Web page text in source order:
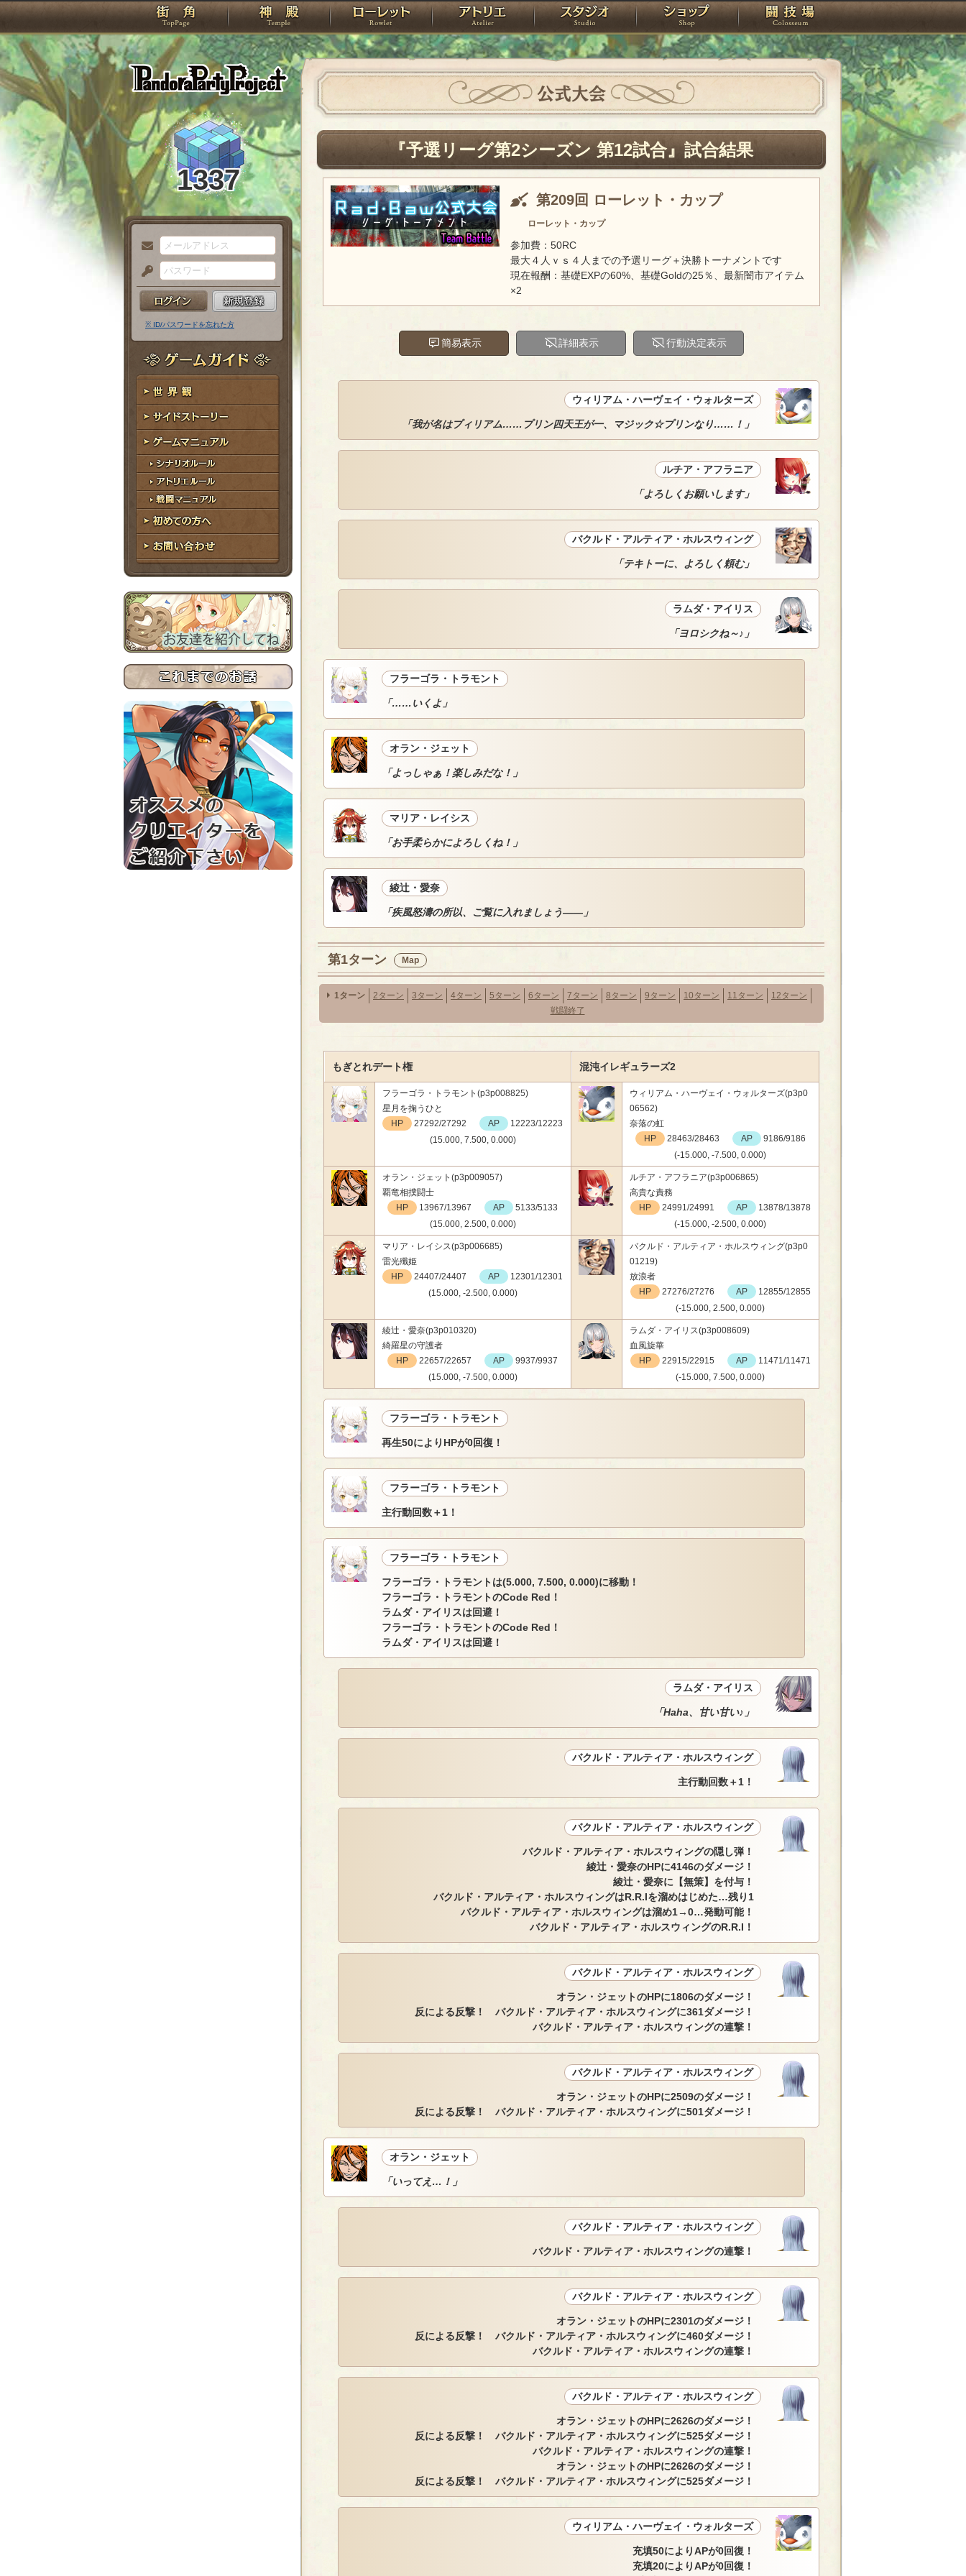
PandoraPartyProject
TOP 神殿 ローレット アトリエ スタジオ ショップ 闘技場
1337
メ
ー
ル
ア
ド
レ
ス
パ
ス
ー
ド
※ ID/パスワードを忘れた方
ゲームガイド
世界観
サイドストーリー
ゲームマニュアル
シナリオルール
アトリエルール
戦闘マニュアル
初めての方へ
お問い合わせ
公式大会
『予選リーグ第2シーズン 第12試合』試合結果
第209回 ローレット・カップ
ローレット・カップ
参加費：50RC
最大４人ｖｓ４人までの予選リーグ＋決勝トーナメントです
現在報酬：基礎EXPの60%、基礎Goldの25％、最新闇市アイテム
×2
簡易表示 詳細表示 行動決定表示
ウィリアム・ハーヴェイ・ウォルターズ
「我が名はプィリアム……プリン四天王が一、マジック☆プリンなり……！」
ルチア・アフラニア
「よろしくお願いします」
バクルド・アルティア・ホルスウィング
「テキトーに、よろしく頼む」
ラムダ・アイリス
「ヨロシクね～♪」
フラーゴラ・トラモント
「……いくよ」
オラン・ジェット
「よっしゃぁ！楽しみだな！」
マリア・レイシス
「お手柔らかによろしくね！」
綾辻・愛奈
「疾風怒濤の所以、ご覧に入れましょう――」
第1ターン Map
1ターン 2ターン 3ターン 4ターン 5ターン 6ターン 7ターン 8ターン 9ターン 10ターン 11ターン
12ターン
戦闘終了
もぎとれデート権 混沌イレギュラーズ2
フラーゴラ・トラモント(p3p008825)
星月を掬うひと
HP
27292/27292 AP
12223/12223
(15.000, 7.500, 0.000)
ウィリアム・ハーヴェイ・ウォルターズ(p3p0
06562)
奈落の虹
HP
28463/28463 AP
9186/9186
(-15.000, -7.500, 0.000)
オラン・ジェット(p3p009057)
覇竜相撲闘士
HP
13967/13967 AP
5133/5133
(15.000, 2.500, 0.000)
ルチア・アフラニア(p3p006865)
高貴な責務
HP
24991/24991 AP
13878/13878
(-15.000, -2.500, 0.000)
マリア・レイシス(p3p006685)
雷光殲姫
HP
24407/24407 AP
12301/12301
(15.000, -2.500, 0.000)
バクルド・アルティア・ホルスウィング(p3p0
01219)
放浪者
HP
27276/27276 AP
12855/12855
(-15.000, 2.500, 0.000)
綾辻・愛奈(p3p010320)
綺羅星の守護者
HP
22657/22657 AP
9937/9937
(15.000, -7.500, 0.000)
ラムダ・アイリス(p3p008609)
血風旋華
HP
22915/22915 AP
11471/11471
(-15.000, 7.500, 0.000)
フラーゴラ・トラモント
再生50によりHPが0回復！
フラーゴラ・トラモント
主行動回数＋1！
フラーゴラ・トラモント
フラーゴラ・トラモントは(5.000, 7.500, 0.000)に移動！
フラーゴラ・トラモントのCode Red！
ラムダ・アイリスは回避！
フラーゴラ・トラモントのCode Red！
ラムダ・アイリスは回避！
ラムダ・アイリス
「Haha、甘い甘い♪」
バクルド・アルティア・ホルスウィング
主行動回数＋1！
バクルド・アルティア・ホルスウィング
バクルド・アルティア・ホルスウィングの隠し弾！
綾辻・愛奈のHPに4146のダメージ！
綾辻・愛奈に【無策】を付与！
バクルド・アルティア・ホルスウィングはR.R.Iを溜めはじめた…残り1
バクルド・アルティア・ホルスウィングは溜め1→0…発動可能！
バクルド・アルティア・ホルスウィングのR.R.I！
バクルド・アルティア・ホルスウィング
オラン・ジェットのHPに1806のダメージ！
反による反撃！ バクルド・アルティア・ホルスウィングに361ダメージ！
バクルド・アルティア・ホルスウィングの連撃！
バクルド・アルティア・ホルスウィング
オラン・ジェットのHPに2509のダメージ！
反による反撃！ バクルド・アルティア・ホルスウィングに501ダメージ！
オラン・ジェット
「いってえ…！」
バクルド・アルティア・ホルスウィング
バクルド・アルティア・ホルスウィングの連撃！
バクルド・アルティア・ホルスウィング
オラン・ジェットのHPに2301のダメージ！
反による反撃！ バクルド・アルティア・ホルスウィングに460ダメージ！
バクルド・アルティア・ホルスウィングの連撃！
バクルド・アルティア・ホルスウィング
オラン・ジェットのHPに2626のダメージ！
反による反撃！ バクルド・アルティア・ホルスウィングに525ダメージ！
バクルド・アルティア・ホルスウィングの連撃！
オラン・ジェットのHPに2626のダメージ！
反による反撃！ バクルド・アルティア・ホルスウィングに525ダメージ！
ウィリアム・ハーヴェイ・ウォルターズ
充填50によりAPが0回復！
充填20によりAPが0回復！